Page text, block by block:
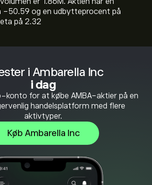
i Ambarella Inc
i dag
konto for at købe AMBA-aktier på en
handelsplatform med flere
aktivtyper.
Køb Ambarella Inc
-50.59 og en udbytteprocent på
på 2.32